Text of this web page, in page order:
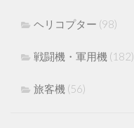
ヘリコプター (98)
戦闘機・軍用機 (182)
旅客機 (56)